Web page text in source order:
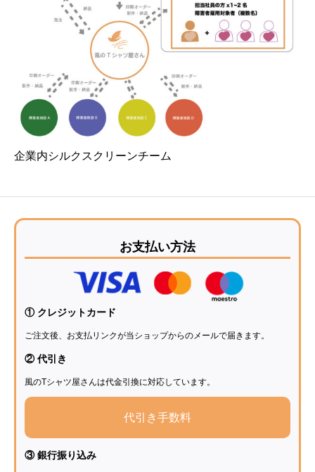
企業内シルクスクリーンチーム
お支払い方法
① クレジットカード
ご注文後、お支払リンクが当ショップからのメールで届きます。
② 代引き
風のTシャツ屋さんは代金引換に対応しています。
代引き手数料
③ 銀行振り込み